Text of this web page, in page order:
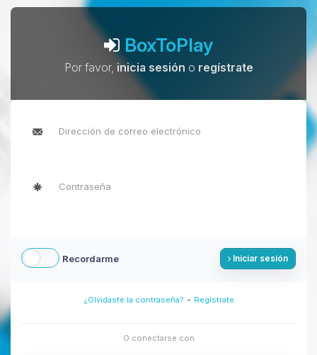
BoxToPlay
Por favor, inicia sesión o regístrate
Recordarme Iniciar sesión
¿Olvidaste la contraseña? - Regístrate
O conectarse con